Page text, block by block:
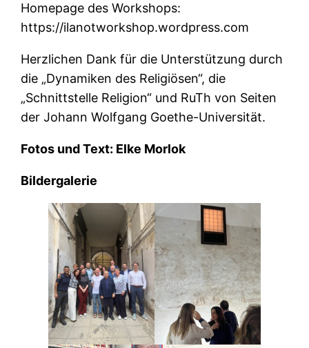
Homepage des Workshops:
https://ilanotworkshop.wordpress.com
Herzlichen Dank für die Unterstützung durch
die „Dynamiken des Religiösen“, die
„Schnittstelle Religion“ und RuTh von Seiten
der Johann Wolfgang Goethe-Universität.
Fotos und Text: Elke Morlok
Bildergalerie